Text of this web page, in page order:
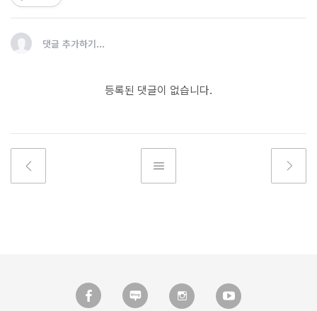
댓글 추가하기...
등록된 댓글이 없습니다.